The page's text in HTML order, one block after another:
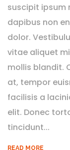
suscipit ipsum
dapibus non
dolor.
vitae aliquet
mollis blandit.
at, tempor
facilisis a
elit. Donec
tincidunt...
READ MORE